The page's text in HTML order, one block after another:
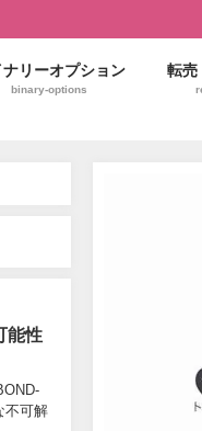
ナリーオプション
binary-options
転売
能性
不可解